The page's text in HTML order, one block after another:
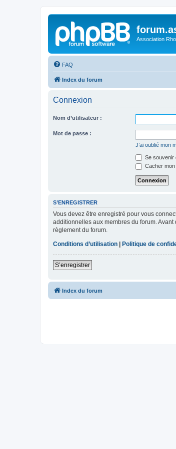
Association
FAQ
Index du forum
Connexion
Nom d’utilisateur :
Mot de passe :
J’ai oublié mon
Se souvenir
Cacher
S’ENREGISTRER
Vous devez être enregistré pour vous
additionnelles aux membres du forum.
règlement du forum.
Conditions d’utilisation
Politique de
S’enregistrer
Index du forum